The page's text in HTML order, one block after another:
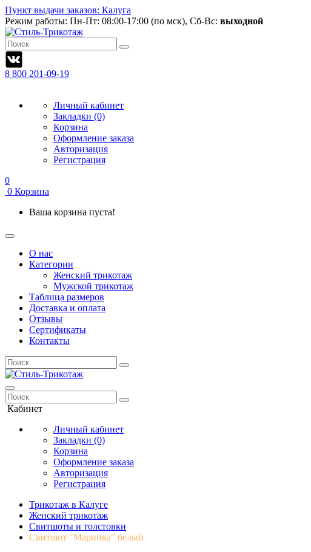
Пункт выдачи заказов: Калуга
Режим работы: Пн-Пт: 08:00-17:00 (по мск), Сб-Вс: выходной
8 800 201-09-19
Личный кабинет
Закладки (0)
Корзина
Оформление заказа
Авторизация
Регистрация
0
0 Корзина
Ваша корзина пуста!
О нас
Категории
Женский трикотаж
Мужской трикотаж
Таблица размеров
Доставка и оплата
Отзывы
Сертификаты
Контакты
Кабинет
Личный кабинет
Закладки (0)
Корзина
Оформление заказа
Авторизация
Регистрация
Трикотаж в Калуге
Женский трикотаж
Свитшоты и толстовки
Свитшот "Маринка" белый